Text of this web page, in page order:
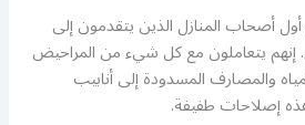
أصحاب المنازل الذين يتقدمون إلى
إنهم يتعاملون مع كل شيء من المراحيض
والمصارف المسدودة إلى أنابيب
هذه إصلاحات طفيفة.